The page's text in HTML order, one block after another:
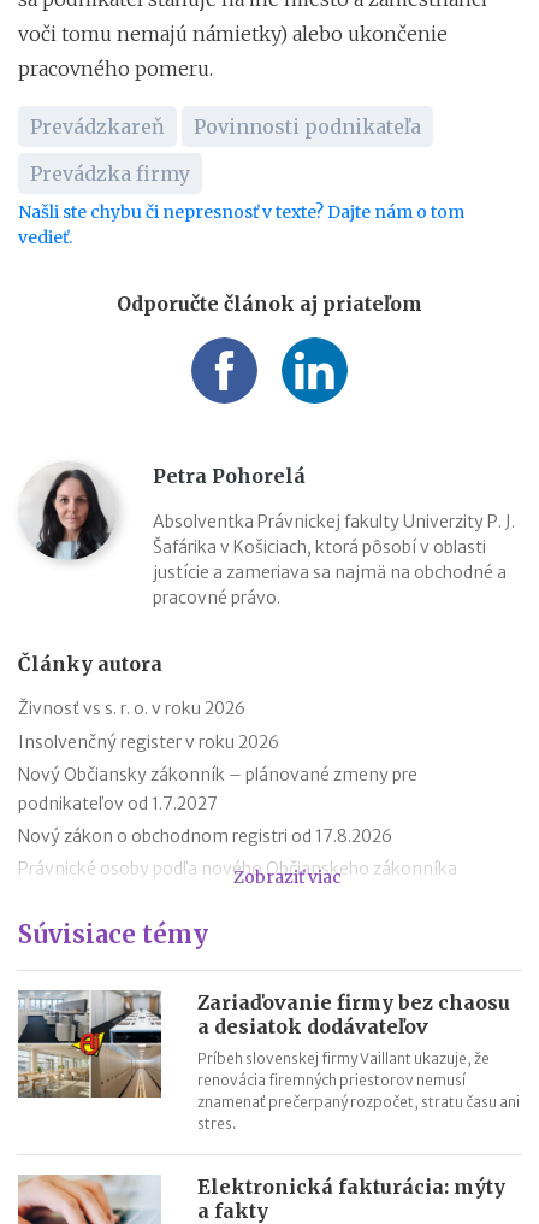
voči tomu nemajú námietky) alebo ukončenie
pracovného pomeru.
Prevádzkareň
Povinnosti podnikateľa
Prevádzka firmy
Našli ste chybu či nepresnosť v texte? Dajte nám o tom
vedieť.
Odporučte článok aj priateľom
Petra Pohorelá
Absolventka Právnickej fakulty Univerzity P. J.
Šafárika v Košiciach, ktorá pôsobí v oblasti
justície a zameriava sa najmä na obchodné a
pracovné právo.
Články autora
Živnosť vs s. r. o. v roku 2026
Insolvenčný register v roku 2026
Nový Občiansky zákonník – plánované zmeny pre
podnikateľov od 1.7.2027
Nový zákon o obchodnom registri od 17.8.2026
Právnické osoby podľa nového Občianskeho zákonníka
Štátni zamestnanci môžu od 1. októbra 2025 podnikať
Novela zákona o ochrane spotrebiteľa účinná od roku 2026
Reklamácia letného tábora
Zmeny v živnostenskom zákone od 1. 4. 2025
Zobraziť viac
Súvisiace témy
Zariaďovanie firmy bez chaosu
a desiatok dodávateľov
Príbeh slovenskej firmy Vaillant ukazuje, že
renovácia firemných priestorov nemusí
znamenať prečerpaný rozpočet, stratu času ani
stres.
Elektronická fakturácia: mýty
a fakty